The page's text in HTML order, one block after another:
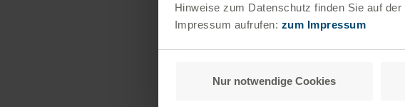
Hinweise zum Datenschutz finden Sie auf der
Impressum aufrufen: zum Impressum
Nur notwendige Cookies